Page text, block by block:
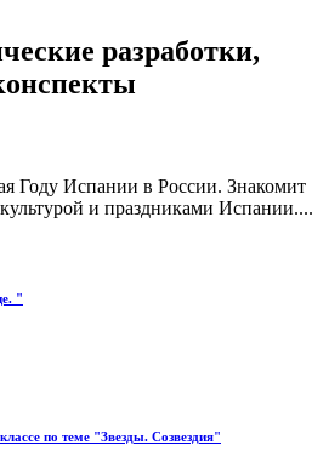
разработки,
Году Испании в России. Знакомит
и праздниками Испании....
"
по теме "Звезды. Созвездия"